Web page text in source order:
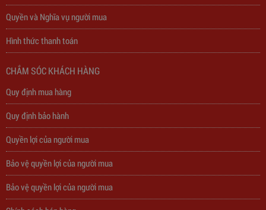
Trạm Sạc Điện Thoại 2D22N5USB
310,000đ
Quyền và Nghĩa vụ người mua
Hình thức thanh toán
CHẮM SÓC KHÁCH HÀNG
Quy định mua hàng
Quy định bảo hành
Quyền lợi của người mua
Bảo vệ quyền lợi của người mua
Bảo vệ quyền lợi của người mua